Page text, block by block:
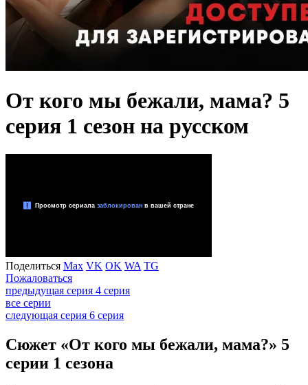
От кого мы бежали, мама? 5
серия 1 сезон на русском
Поделиться Max VK OK WA TG
Пожаловаться
предыдущая серия 4 серия
все серии
следующая серия 6 серия
Сюжет «От кого мы бежали, мама?» 5
серии 1 сезона